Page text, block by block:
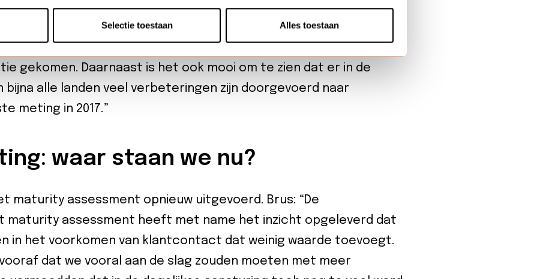
Selectie toestaan Alles toestaan
de landen ook heeft geholpen om intern aandacht te
rol die klantcontact speelt of kan spelen in het succes van de
gekomen. Daarnaast is het ook mooi om te zien dat er in de
bijna alle landen veel verbeteringen zijn doorgevoerd naar
meting in 2017.”
waar staan we nu?
maturity assessment opnieuw uitgevoerd. Brus: “De
maturity assessment heeft met name het inzicht opgeleverd dat
in het voorkomen van klantcontact dat weinig waarde toevoegt.
dat we vooral aan de slag zouden moeten met meer